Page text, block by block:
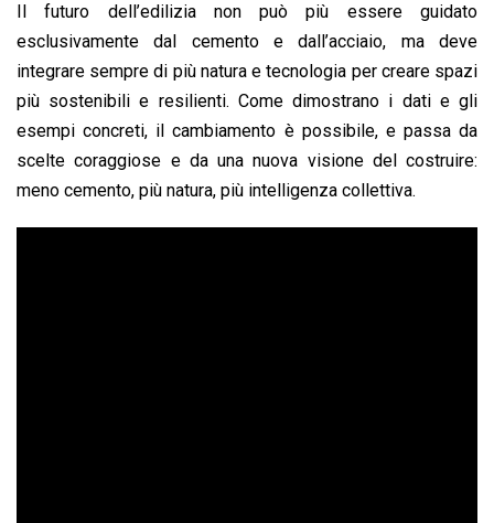
Il futuro dell’edilizia non può più essere guidato
esclusivamente dal cemento e dall’acciaio, ma deve
integrare sempre di più natura e tecnologia per creare spazi
più sostenibili e resilienti. Come dimostrano i dati e gli
esempi concreti, il cambiamento è possibile, e passa da
scelte coraggiose e da una nuova visione del costruire:
meno cemento, più natura, più intelligenza collettiva.